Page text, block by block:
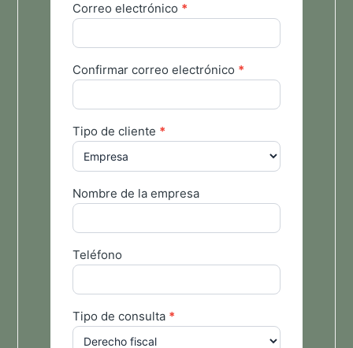
Correo electrónico *
Confirmar correo electrónico *
Tipo de cliente *
Nombre de la empresa
Teléfono
Tipo de consulta *